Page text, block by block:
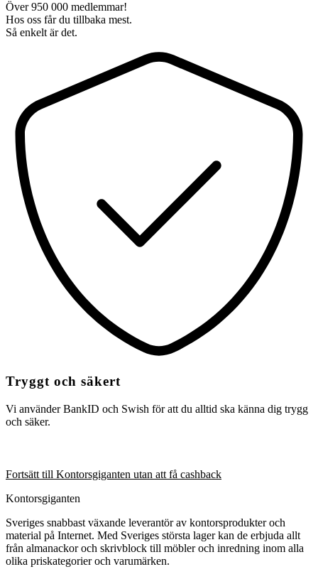
Över 950 000 medlemmar!
Hos oss får du tillbaka mest.
Så enkelt är det.
Tryggt och säkert
Vi använder BankID och Swish för att du alltid ska känna dig trygg
och säker.
Fortsätt till Kontorsgiganten utan att få cashback
Kontorsgiganten
Sveriges snabbast växande leverantör av kontorsprodukter och
material på Internet. Med Sveriges största lager kan de erbjuda allt
från almanackor och skrivblock till möbler och inredning inom alla
olika priskategorier och varumärken.